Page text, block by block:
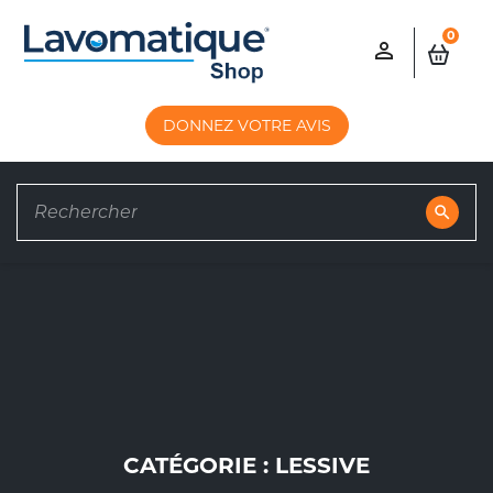

0
DONNEZ VOTRE AVIS
search
CATÉGORIE : LESSIVE